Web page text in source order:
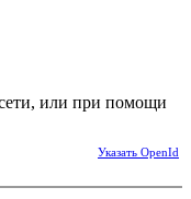
или при помощи
Указать OpenId